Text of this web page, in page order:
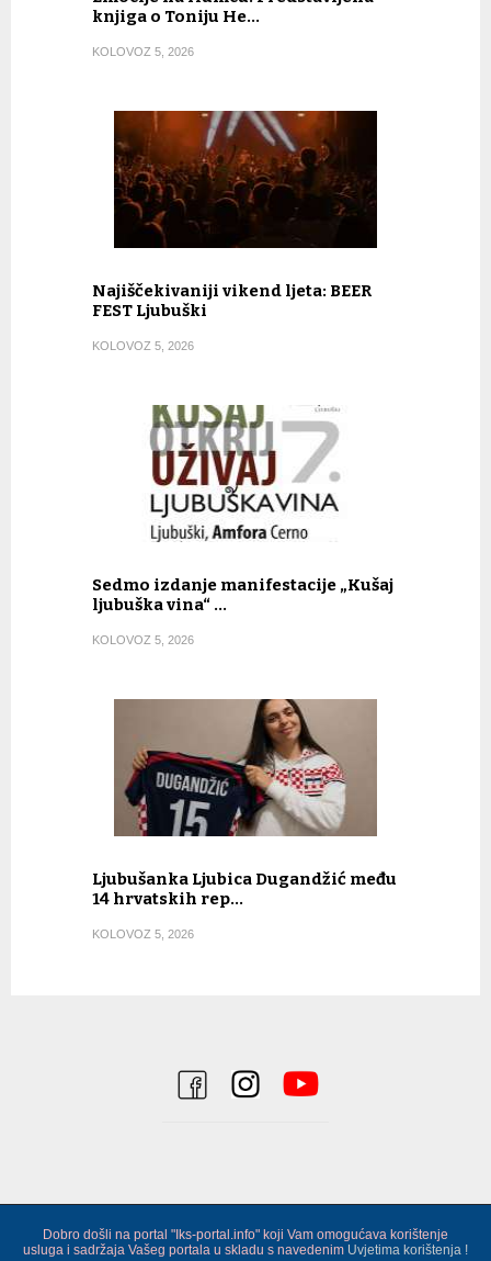
knjiga o Toniju He…
KOLOVOZ 5, 2026
Najiščekivaniji vikend ljeta: BEER
FEST Ljubuški
KOLOVOZ 5, 2026
Sedmo izdanje manifestacije „Kušaj
ljubuška vina“ …
KOLOVOZ 5, 2026
Ljubušanka Ljubica Dugandžić među
14 hrvatskih rep…
KOLOVOZ 5, 2026
Dobro došli na portal "Iks-portal.info" koji Vam omogućava korištenje
usluga i sadržaja Vašeg portala u skladu s navedenim Uvjetima korištenja !